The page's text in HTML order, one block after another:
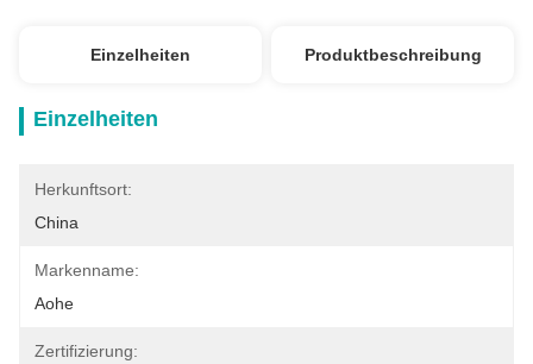
Einzelheiten Produktbeschreibung
Einzelheiten
Herkunftsort:
China
Markenname:
Aohe
Zertifizierung: